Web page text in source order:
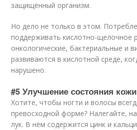
защищённый организм.
Но дело не только в этом.
поддерживать кислотно-щелочное
онкологические, бактериальные и
развиваются в кислотной среде,
нарушено.
#5 Улучшение состояния
Хотите, чтобы ногти и волосы
превосходной форме? Налегайте,
лук. В нём содержится цинк и